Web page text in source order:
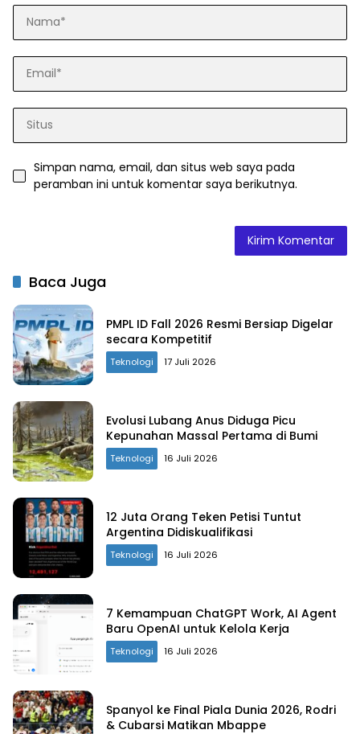
Simpan nama, email, dan situs web saya pada
peramban ini untuk komentar saya berikutnya.
Baca Juga
PMPL ID Fall 2026 Resmi Bersiap Digelar
secara Kompetitif
Teknologi 17 Juli 2026
Evolusi Lubang Anus Diduga Picu
Kepunahan Massal Pertama di Bumi
Teknologi 16 Juli 2026
12 Juta Orang Teken Petisi Tuntut
Argentina Didiskualifikasi
Teknologi 16 Juli 2026
7 Kemampuan ChatGPT Work, AI Agent
Baru OpenAI untuk Kelola Kerja
Teknologi 16 Juli 2026
Spanyol ke Final Piala Dunia 2026, Rodri
& Cubarsi Matikan Mbappe